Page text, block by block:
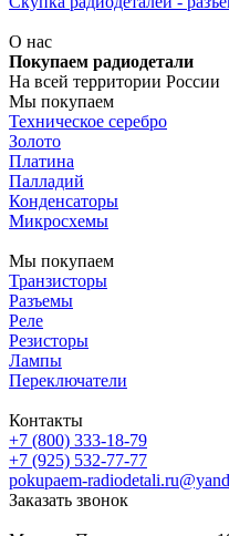
О нас
Покупаем радиодетали
На всей территории России
Мы покупаем
Техническое серебро
Золото
Платина
Палладий
Конденсаторы
Микросхемы
Мы покупаем
Транзисторы
Разъемы
Реле
Резисторы
Лампы
Переключатели
Контакты
+7 (800) 333-18-79
+7 (925) 532-77-77
pokupaem-
Заказать звонок